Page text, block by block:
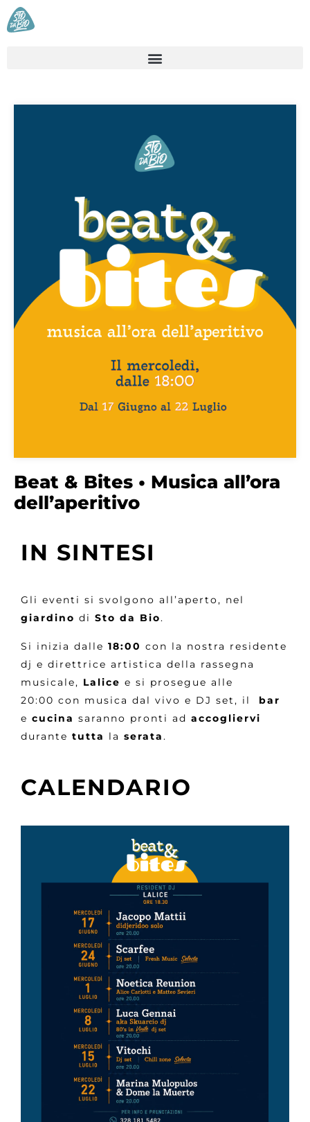
Beat & Bites • Musica all’ora
dell’aperitivo
IN SINTESI
Gli eventi si svolgono all’aperto, nel
giardino di Sto da Bio.
Si inizia dalle 18:00 con la nostra residente
dj e direttrice artistica della rassegna
musicale, Lalice e si prosegue alle
20:00 con musica dal vivo e DJ set, il bar
e cucina saranno pronti ad accogliervi
durante tutta la serata .
CALENDARIO